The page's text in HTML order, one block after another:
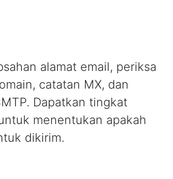
alamat email, periksa
catatan MX, dan
Dapatkan tingkat
menentukan apakah
dikirim.